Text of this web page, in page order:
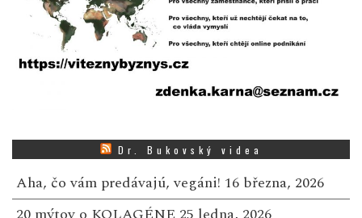
Dr. Bukovský videa
Aha, čo vám predávajú, vegáni! 16 března, 2026